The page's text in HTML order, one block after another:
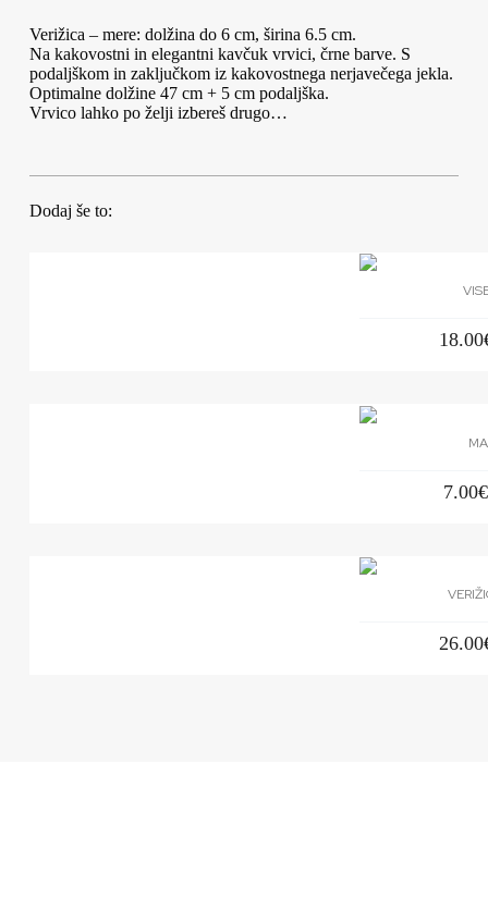
Verižica – mere: dolžina do 6 cm, širina 6.5 cm.
Na kakovostni in elegantni kavčuk vrvici, črne barve. S
podaljškom in zaključkom iz kakovostnega nerjavečega jekla.
Optimalne dolžine 47 cm + 5 cm podaljška.
Vrvico lahko po želji izbereš drugo…
Dodaj še to:
18.00
7.00€
26.00